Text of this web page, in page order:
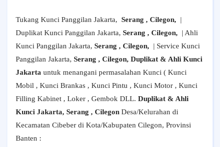
Tukang Kunci Panggilan Jakarta, Serang , Cilegon,
|
Duplikat Kunci Panggilan Jakarta, Serang , Cilegon,
| Ahli
Kunci Panggilan Jakarta, Serang , Cilegon,
| Service Kunci
Panggilan Jakarta, Serang , Cilegon, Duplikat & Ahli Kunci
Jakarta untuk menangani permasalahan Kunci ( Kunci
Mobil , Kunci Brankas , Kunci Pintu , Kunci Motor , Kunci
Filling Kabinet , Loker , Gembok DLL. Duplikat & Ahli
Kunci Jakarta, Serang , Cilegon Desa/Kelurahan di
Kecamatan Cibeber di Kota/Kabupaten Cilegon, Provinsi
Banten :